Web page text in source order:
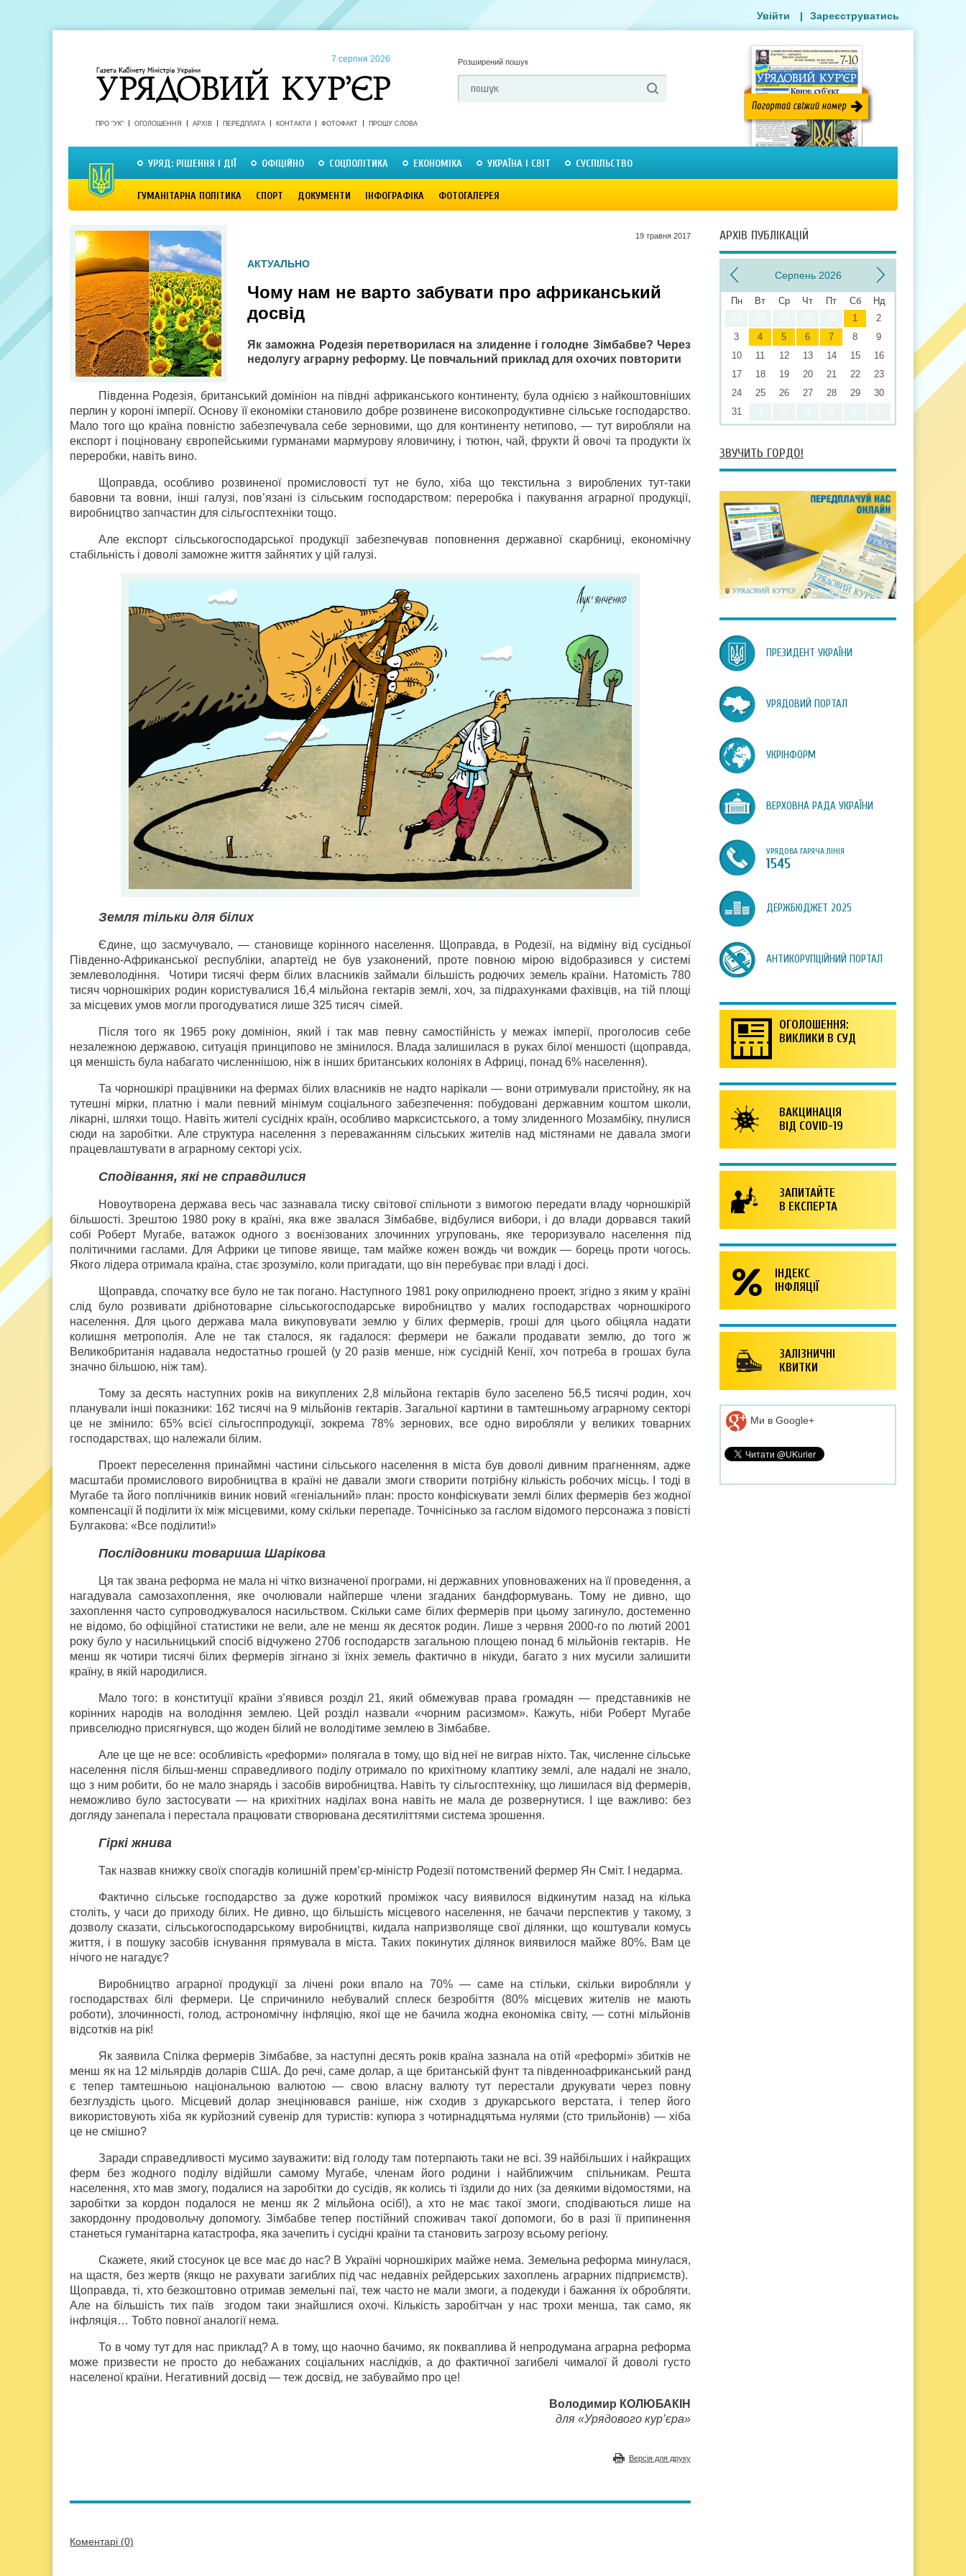
7 серпня 2026 Розширений пошук
ПРО "УК" ОГОЛОШЕННЯ АРХІВ ПЕРЕДПЛАТА КОНТАКТИ ФОТОФАКТ ПРОШУ СЛОВА
УРЯД: РІШЕННЯ І ДІЇ ОФІЦІЙНО СОЦПОЛІТИКА ЕКОНОМІКА УКРАЇНА І СВІТ СУСПІЛЬСТВО
ГУМАНІТАРНА ПОЛІТИКА СПОРТ ДОКУМЕНТИ ІНФОГРАФІКА ФОТОГАЛЕРЕЯ
Увійти | Зареєструватись
19 травня 2017
АКТУАЛЬНО
Чому нам не варто забувати про африканський
досвід
Як заможна Родезія перетворилася на злиденне і голодне Зімбабве? Через
недолугу аграрну реформу. Це повчальний приклад для охочих повторити
Південна Родезія, британський домініон на півдні африканського континенту, була однією з найкоштовніших
перлин у короні імперії. Основу її економіки становило добре розвинене високопродуктивне сільське господарство.
Мало того що країна повністю забезпечувала себе зерновими, що для континенту нетипово, — тут виробляли на
експорт і поціновану європейськими гурманами мармурову яловичину, і тютюн, чай, фрукти й овочі та продукти їх
переробки, навіть вино.
Щоправда, особливо розвиненої промисловості тут не було, хіба що текстильна з вироблених тут-таки
бавовни та вовни, інші галузі, пов’язані із сільським господарством: переробка і пакування аграрної продукції,
виробництво запчастин для сільгосптехніки тощо.
Але експорт сільськогосподарської продукції забезпечував поповнення державної скарбниці, економічну
стабільність і доволі заможне життя зайнятих у цій галузі.
Земля тільки для білих
Єдине, що засмучувало, — становище корінного населення. Щоправда, в Родезії, на відміну від сусідньої
Південно-Африканської республіки, апартеїд не був узаконений, проте повною мірою відобразився у системі
землеволодіння. Чотири тисячі ферм білих власників займали більшість родючих земель країни. Натомість 780
тисяч чорношкірих родин користувалися 16,4 мільйона гектарів землі, хоч, за підрахунками фахівців, на тій площі
за місцевих умов могли прогодуватися лише 325 тисяч сімей.
Після того як 1965 року домініон, який і так мав певну самостійність у межах імперії, проголосив себе
незалежною державою, ситуація принципово не змінилося. Влада залишилася в руках білої меншості (щоправда,
ця меншість була набагато численнішою, ніж в інших британських колоніях в Африці, понад 6% населення).
Та чорношкірі працівники на фермах білих власників не надто нарікали — вони отримували пристойну, як на
тутешні мірки, платню і мали певний мінімум соціального забезпечення: побудовані державним коштом школи,
лікарні, шляхи тощо. Навіть жителі сусідніх країн, особливо марксистського, а тому злиденного Мозамбіку, пнулися
сюди на заробітки. Але структура населення з переважанням сільських жителів над містянами не давала змоги
працевлаштувати в аграрному секторі усіх.
Сподівання, які не справдилися
Новоутворена держава весь час зазнавала тиску світової спільноти з вимогою передати владу чорношкірій
більшості. Зрештою 1980 року в країні, яка вже звалася Зімбабве, відбулися вибори, і до влади дорвався такий
собі Роберт Мугабе, ватажок одного з воєнізованих злочинних угруповань, яке тероризувало населення під
політичними гаслами. Для Африки це типове явище, там майже кожен вождь чи вождик — борець проти чогось.
Якого лідера отримала країна, стає зрозуміло, коли пригадати, що він перебуває при владі і досі.
Щоправда, спочатку все було не так погано. Наступного 1981 року оприлюднено проект, згідно з яким у країні
слід було розвивати дрібнотоварне сільськогосподарське виробництво у малих господарствах чорношкірого
населення. Для цього держава мала викуповувати землю у білих фермерів, гроші для цього обіцяла надати
колишня метрополія. Але не так сталося, як гадалося: фермери не бажали продавати землю, до того ж
Великобританія надавала недостатньо грошей (у 20 разів менше, ніж сусідній Кенії, хоч потреба в грошах була
значно більшою, ніж там).
Тому за десять наступних років на викуплених 2,8 мільйона гектарів було заселено 56,5 тисячі родин, хоч
планували інші показники: 162 тисячі на 9 мільйонів гектарів. Загальної картини в тамтешньому аграрному секторі
це не змінило: 65% всієї сільгосппродукції, зокрема 78% зернових, все одно виробляли у великих товарних
господарствах, що належали білим.
Проект переселення принаймні частини сільського населення в міста був доволі дивним прагненням, адже
масштаби промислового виробництва в країні не давали змоги створити потрібну кількість робочих місць. І тоді в
Мугабе та його поплічників виник новий «геніальний» план: просто конфіскувати землі білих фермерів без жодної
компенсації й поділити їх між місцевими, кому скільки перепаде. Точнісінько за гаслом відомого персонажа з повісті
Булгакова: «Все поділити!»
Послідовники товариша Шарікова
Ця так звана реформа не мала ні чітко визначеної програми, ні державних уповноважених на її проведення, а
нагадувала самозахоплення, яке очолювали найперше члени згаданих бандформувань. Тому не дивно, що
захоплення часто супроводжувалося насильством. Скільки саме білих фермерів при цьому загинуло, достеменно
не відомо, бо офіційної статистики не вели, але не менш як десяток родин. Лише з червня 2000-го по лютий 2001
року було у насильницький спосіб відчужено 2706 господарств загальною площею понад 6 мільйонів гектарів. Не
менш як чотири тисячі білих фермерів зігнано зі їхніх земель фактично в нікуди, багато з них мусили залишити
країну, в якій народилися.
Мало того: в конституції країни з’явився розділ 21, який обмежував права громадян — представників не
корінних народів на володіння землею. Цей розділ назвали «чорним расизмом». Кажуть, ніби Роберт Мугабе
привселюдно присягнувся, що жоден білий не володітиме землею в Зімбабве.
Але це ще не все: особливість «реформи» полягала в тому, що від неї не виграв ніхто. Так, численне сільське
населення після більш-менш справедливого поділу отримало по крихітному клаптику землі, але надалі не знало,
що з ним робити, бо не мало знарядь і засобів виробництва. Навіть ту сільгосптехніку, що лишилася від фермерів,
неможливо було застосувати — на крихітних наділах вона навіть не мала де розвернутися. І ще важливо: без
догляду занепала і перестала працювати створювана десятиліттями система зрошення.
Гіркі жнива
Так назвав книжку своїх спогадів колишній прем’єр-міністр Родезії потомствений фермер Ян Сміт. І недарма.
Фактично сільське господарство за дуже короткий проміжок часу виявилося відкинутим назад на кілька
століть, у часи до приходу білих. Не дивно, що більшість місцевого населення, не бачачи перспектив у такому, з
дозволу сказати, сільськогосподарському виробництві, кидала напризволяще свої ділянки, що коштували комусь
життя, і в пошуку засобів існування прямувала в міста. Таких покинутих ділянок виявилося майже 80%. Вам це
нічого не нагадує?
Виробництво аграрної продукції за лічені роки впало на 70% — саме на стільки, скільки виробляли у
господарствах білі фермери. Це спричинило небувалий сплеск безробіття (80% місцевих жителів не мають
роботи), злочинності, голод, астрономічну інфляцію, якої ще не бачила жодна економіка світу, — сотні мільйонів
відсотків на рік!
Як заявила Спілка фермерів Зімбабве, за наступні десять років країна зазнала на отій «реформі» збитків не
менш як на 12 мільярдів доларів США. До речі, саме долар, а ще британській фунт та південноафриканський ранд
є тепер тамтешньою національною валютою — свою власну валюту тут перестали друкувати через повну
безглуздість цього. Місцевий долар знецінювався раніше, ніж сходив з друкарського верстата, і тепер його
використовують хіба як курйозний сувенір для туристів: купюра з чотирнадцятьма нулями (сто трильйонів) — хіба
це не смішно?
Заради справедливості мусимо зауважити: від голоду там потерпають таки не всі. 39 найбільших і найкращих
ферм без жодного поділу відійшли самому Мугабе, членам його родини і найближчим спільникам. Решта
населення, хто мав змогу, подалися на заробітки до сусідів, як колись ті їздили до них (за деякими відомостями, на
заробітки за кордон подалося не менш як 2 мільйона осіб!), а хто не має такої змоги, сподіваються лише на
закордонну продовольчу допомогу. Зімбабве тепер постійний споживач такої допомоги, бо в разі її припинення
станеться гуманітарна катастрофа, яка зачепить і сусідні країни та становить загрозу всьому регіону.
Скажете, який стосунок це все має до нас? В Україні чорношкірих майже нема. Земельна реформа минулася,
на щастя, без жертв (якщо не рахувати загиблих під час недавніх рейдерських захоплень аграрних підприємств).
Щоправда, ті, хто безкоштовно отримав земельні паї, теж часто не мали змоги, а подекуди і бажання їх обробляти.
Але на більшість тих паїв згодом таки знайшлися охочі. Кількість заробітчан у нас трохи менша, так само, як
інфляція… Тобто повної аналогії нема.
То в чому тут для нас приклад? А в тому, що наочно бачимо, як покваплива й непродумана аграрна реформа
може призвести не просто до небажаних соціальних наслідків, а до фактичної загибелі чималої й доволі густо
населеної країни. Негативний досвід — теж досвід, не забуваймо про це!
Володимир КОЛЮБАКІН
для «Урядового кур’єра»
Версія для друку
Коментарі (0)
АРХІВ ПУБЛІКАЦІЙ
Серпень 2026
Пн Вт Ср Чт Пт Сб
Нд
1
2
3
4 5 6 7 8
9
10
11 12 13 14 15
16
17
18 19 20 21 22
23
24
25 26 27 28 29
30
31
ЗВУЧИТЬ ГОРДО!
ПРЕЗИДЕНТ УКРАЇНИ
УРЯДОВИЙ ПОРТАЛ
УКРІНФОРМ
ВЕРХОВНА РАДА УКРАЇНИ
УРЯДОВА ГАРЯЧА ЛІНІЯ
1545
ДЕРЖБЮДЖЕТ 2025
АНТИКОРУПЦІЙНИЙ ПОРТАЛ
ОГОЛОШЕННЯ:
ВИКЛИКИ В СУД
ВАКЦИНАЦІЯ
ВІД COVID-19
ЗАПИТАЙТЕ
В ЕКСПЕРТА
ІНДЕКС
ІНФЛЯЦІЇ
ЗАЛІЗНИЧНІ
КВИТКИ
Ми в Google+